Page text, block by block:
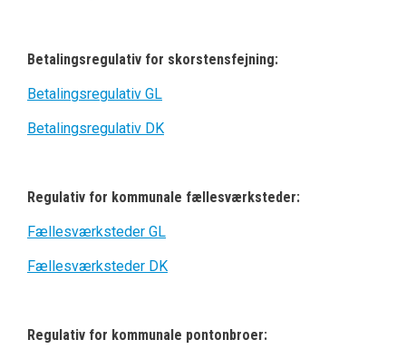
Betalingsregulativ for skorstensfejning:
Betalingsregulativ GL
Betalingsregulativ DK
Regulativ for kommunale fællesværksteder:
Fællesværksteder GL
Fællesværksteder DK
Regulativ for kommunale pontonbroer: